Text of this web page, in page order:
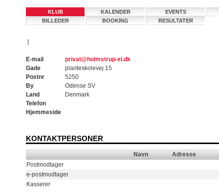
KLUB KALENDER
EVENTS
BILLEDER
BOOKING RESULTATER
E-mail
privat@holmstrup-el.dk
Gade
planteskolevej 15
Postnr
5250
By
Odense SV
Land
Denmark
Telefon
Hjemmeside
KONTAKTPERSONER
Navn
Adresse
Postmodtager
e-postmodtager
Kasserer